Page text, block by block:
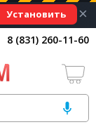
Установить ×
8 (831) 260-11-60